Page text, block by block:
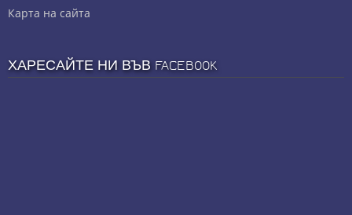
Карта на сайта
ХАРЕСАЙТЕ НИ ВЪВ FACEBOOK